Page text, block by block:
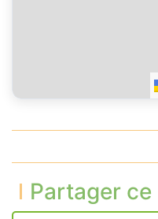
Partager ce